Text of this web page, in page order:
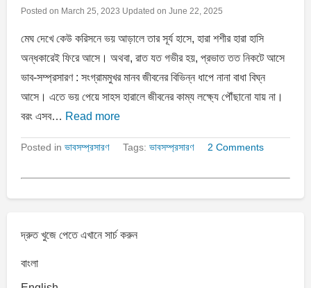
Posted on March 25, 2023 Updated on June 22, 2025
মেঘ দেখে কেউ করিসনে ভয় আড়ালে তার সূর্য হাসে, হারা শশীর হারা হাসি
অন্ধকারেই ফিরে আসে। অথবা, রাত যত গভীর হয়, প্রভাত তত নিকটে আসে
ভাব-সম্প্রসারণ : সংগ্রামমুখর মানব জীবনের বিভিন্ন ধাপে নানা বাধা বিঘ্ন
আসে। এতে ভয় পেয়ে সাহস হারালে জীবনের কাম্য লক্ষ্যে পৌঁছানো যায় না।
বরং এসব… Read more
Posted in ভাবসম্প্রসারণ Tags: ভাবসম্প্রসারণ 2 Comments
দ্রুত খুজে পেতে এখানে সার্চ করুন
বাংলা